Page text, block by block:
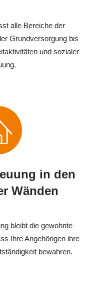
alle Bereiche der
Grundversorgung bis
und sozialer
in den
Wänden
bleibt die gewohnte
Ihre Angehörigen ihre
bewahren.